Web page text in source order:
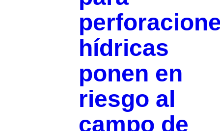
hídricas
ponen en
riesgo al
campo de